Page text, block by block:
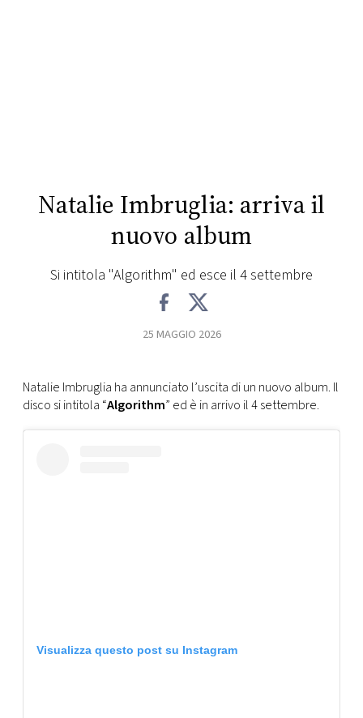
PRINCIPATO
Natalie Imbruglia: arriva il
nuovo album
Si intitola "Algorithm" ed esce il 4 settembre
25 MAGGIO 2026
Natalie Imbruglia ha annunciato l’uscita di un nuovo album. Il
disco si intitola “Algorithm” ed è in arrivo il 4 settembre.
Visualizza questo post su Instagram